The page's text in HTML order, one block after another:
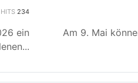
HITS 234
ein
...
Am 9. Mai